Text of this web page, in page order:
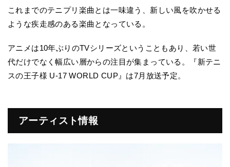
これまでのテニプリ楽曲とは一味違う、新しい風を吹かせる
ような疾走感のある楽曲となっている。
アニメは10年ぶりのTVシリーズということもあり、若い世
代だけでなく幅広い層からの注目が集まっている。『新テニ
スの王子様 U-17 WORLD CUP』は7月放送予定。
アーティスト情報